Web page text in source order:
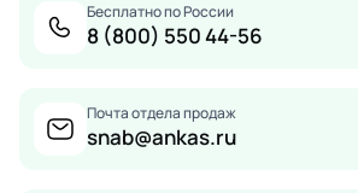
Бесплатно по России
8 (800) 550 44-56
Почта отдела продаж
snab@ankas.ru